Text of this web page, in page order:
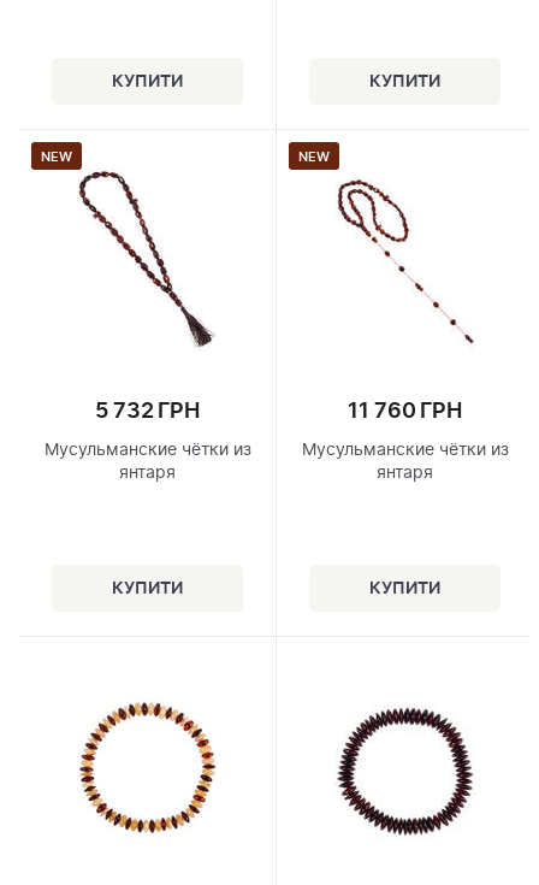
NEW
5 732 ГРН
Мусульманские чётки из
янтаря
NEW
11 760 ГРН
Мусульманские чётки из
янтаря